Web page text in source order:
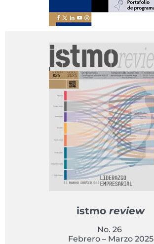
istmo review
No. 26
Febrero – Marzo 2025